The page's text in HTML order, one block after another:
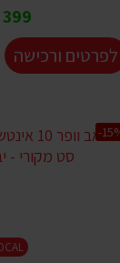
399 ₪
לפרטים ורכישה
-